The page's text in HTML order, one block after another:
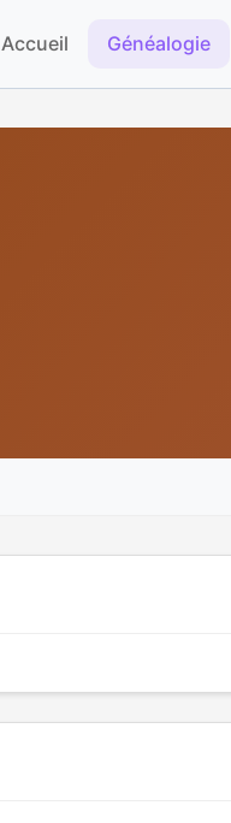
Accueil Généalogie